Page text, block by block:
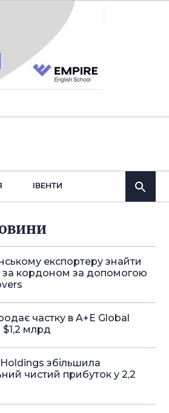
IВЕНТИ
експортеру знайти
за кордоном за допомогою
частку в A+E Global
$1,2 млрд
збільшила
чистий прибуток у 2,2